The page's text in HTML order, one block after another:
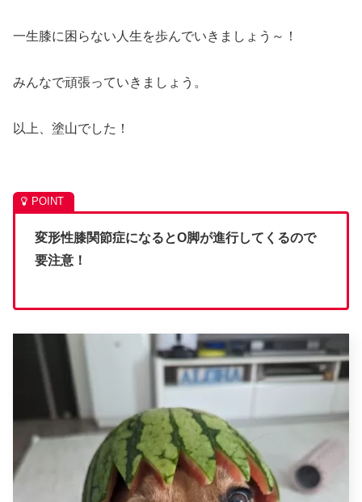
一生膝に困らない人生を歩んでいきましょう～！
みんなで頑張っていきましょう。
以上、塗山でした！
変形性膝関節症になるとO脚が進行してくるので
要注意！